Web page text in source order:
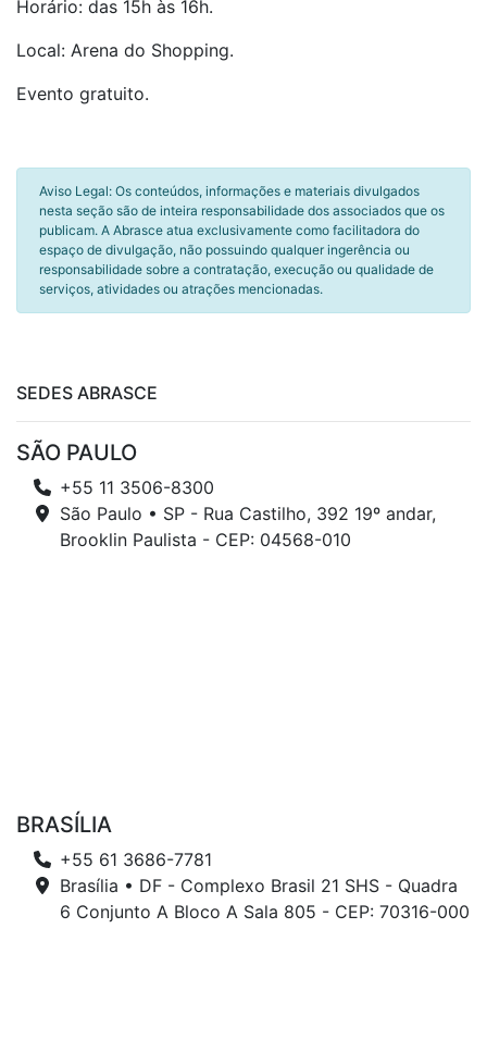
Horário: das 15h às 16h.
Local: Arena do Shopping.
Evento gratuito.
Aviso Legal: Os conteúdos, informações e materiais divulgados
nesta seção são de inteira responsabilidade dos associados que os
publicam. A Abrasce atua exclusivamente como facilitadora do
espaço de divulgação, não possuindo qualquer ingerência ou
responsabilidade sobre a contratação, execução ou qualidade de
serviços, atividades ou atrações mencionadas.
SEDES ABRASCE
SÃO PAULO
+55 11 3506-8300
São Paulo • SP - Rua Castilho, 392 19º andar,
Brooklin Paulista - CEP: 04568-010
BRASÍLIA
+55 61 3686-7781
Brasília • DF - Complexo Brasil 21 SHS - Quadra
6 Conjunto A Bloco A Sala 805 - CEP: 70316-000